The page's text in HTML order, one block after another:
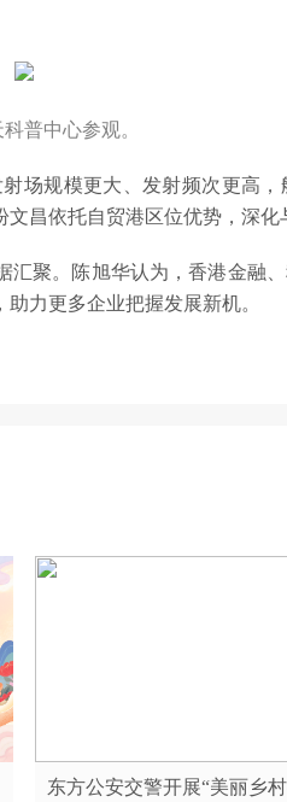
普中心参观。
场规模更大、发射频次更高
昌依托自贸港区位优势，深化
聚。陈旭华认为，香港金融
力更多企业把握发展新机。
东方公安交警开展“美丽乡